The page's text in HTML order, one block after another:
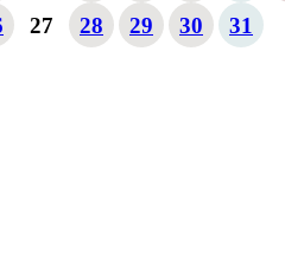
27 28 29 30 31